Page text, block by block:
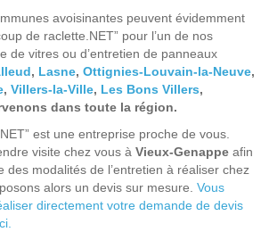
avoisinantes peuvent évidemment
de raclette.NET” pour l’un de nos
de vitres ou d’entretien de panneaux
, Lasne, Ottignies-Louvain-la-Neuve,
, Villers-la-Ville, Les Bons Villers,
dans toute la région.
est une entreprise proche de vous.
visite chez vous à Vieux-Genappe afin
des modalités de l’entretien à réaliser chez
alors un devis sur mesure. Vous
directement votre demande de devis